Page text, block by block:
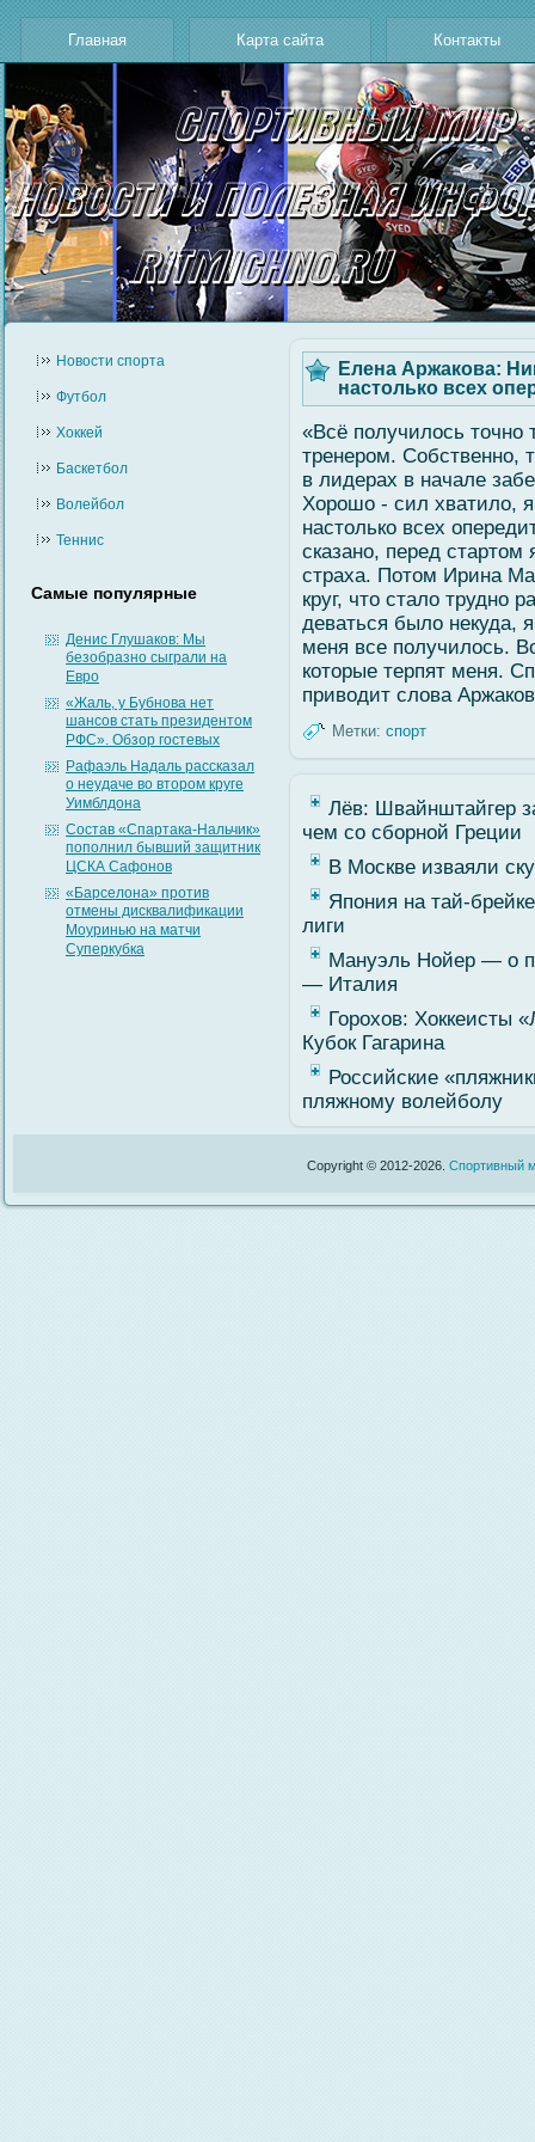
Главная Карта сайта Контакты
Новости cпорта
Футбол
Хоккей
Баскетбол
Волейбол
Теннис
Самые популярные
Денис Глушаков: Мы
безобразно сыграли на
Евро
«Жаль, у Бубнова нет
шансов стать президентом
РФС». Обзор гостевых
Рафаэль Надаль рассказал
о неудаче во втором круге
Уимблдона
Cостав «Спартака-Нальчик»
пополнил бывший защитник
ЦСКА Сафонов
«Барселона» против
отмены дисквалификации
Моуринью на матчи
Суперкубка
Елена Аржакова:
настолько всех
«Всё получилось точно
тренером. Собственно,
в лидерах в начале
Хорошо - сил хватило,
настолько всех
сказано, перед стартом
страха. Потом Ирина
круг, что стало
деваться было некуда,
меня все получилось.
которые терпят меня.
приводит слова
Метки: спорт
Лёв: Швайнштайгер
чем со сборной Греции
В Москве изваяли
Япония на тай-
лиги
Мануэль Нойер — о
— Италия
Горохов: Хоккеисты
Кубок Гагарина
Российские
пляжному волейболу
Copyright © 2012-2026. Спортивный